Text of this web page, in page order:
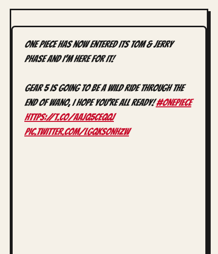
One Piece has now entered its Tom & Jerry
phase and I'M HERE FOR IT!
Gear 5 is going to be a wild ride through the
end of Wano, I hope you're all ready!#ONEPIECE
https://t.co/AAJq5CeQQJ
pic.twitter.com/lgQksoNHZW